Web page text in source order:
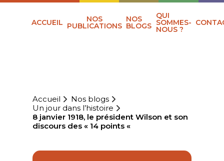
ACCUEIL NOS
PUBLICATIONS
NOS
BLOGS
QUI
SOMMES-
NOUS ?
Accueil
Nos blogs
Un jour dans l’histoire
8 janvier 1918, le président Wilson et son
discours des « 14 points «